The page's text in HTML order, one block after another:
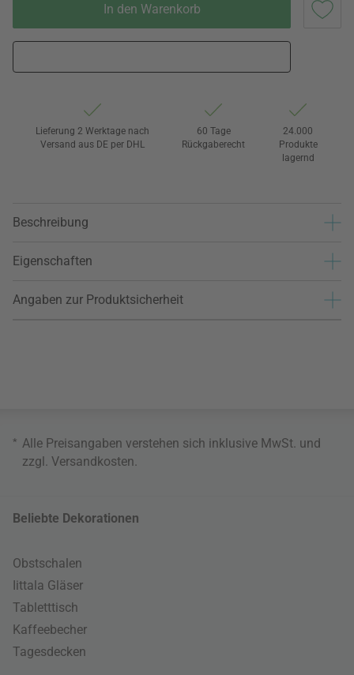
In den Warenkorb
Lieferung 2 Werktage nach
Versand aus DE per DHL
60 Tage
Rückgaberecht
24.000
Produkte
lagernd
Beschreibung
Eigenschaften
Angaben zur Produktsicherheit
* Alle Preisangaben verstehen sich inklusive MwSt. und
zzgl. Versandkosten
Beliebte Dekorationen
Obstschalen
Iittala Gläser
Tabletttisch
Kaffeebecher
Tagesdecken